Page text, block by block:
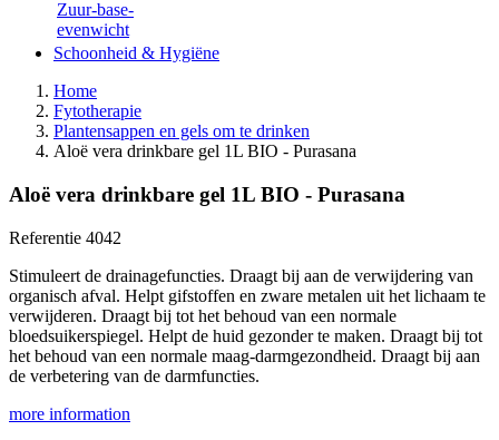
Zuur-base-
evenwicht
Schoonheid & Hygiëne
Home
Fytotherapie
Plantensappen en gels om te drinken
Aloë vera drinkbare gel 1L BIO - Purasana
Aloë vera drinkbare gel 1L BIO - Purasana
Referentie 4042
Stimuleert de drainagefuncties. Draagt bij aan de verwijdering van
organisch afval. Helpt gifstoffen en zware metalen uit het lichaam te
verwijderen. Draagt bij tot het behoud van een normale
bloedsuikerspiegel. Helpt de huid gezonder te maken. Draagt bij tot
het behoud van een normale maag-darmgezondheid. Draagt bij aan
de verbetering van de darmfuncties.
more information